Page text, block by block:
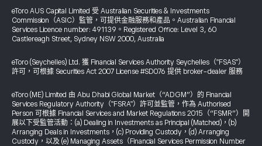
eToro AUS Capital Limited 受 Australian Securities & Investments
Commission（ASIC）監管，可提供金融服務和產品。Australian Financial
Services Licence number: 491139。Registered Office: Level 3, 60
Castlereagh Street, Sydney NSW 2000, Australia
eToro (Seychelles) Ltd. 獲 Financial Services Authority Seychelles（"FSAS"）
許可，可根據 Securities Act 2007 License #SD076 提供 broker-dealer 服務
eToro (ME) Limited 由 Abu Dhabi Global Market（“ADGM”）的 Financial
Services Regulatory Authority（"FSRA"）許可並監管，作為 Authorised
Person 可根據 Financial Services and Market Regulations 2015（“FSMR”）開
展以下受監管活動：(a) Dealing in Investments as Principal (Matched)，(b)
Arranging Deals in Investments，(c) Providing Custody，(d) Arranging
Custody，以及 (e) Managing Assets（Financial Services Permission Number